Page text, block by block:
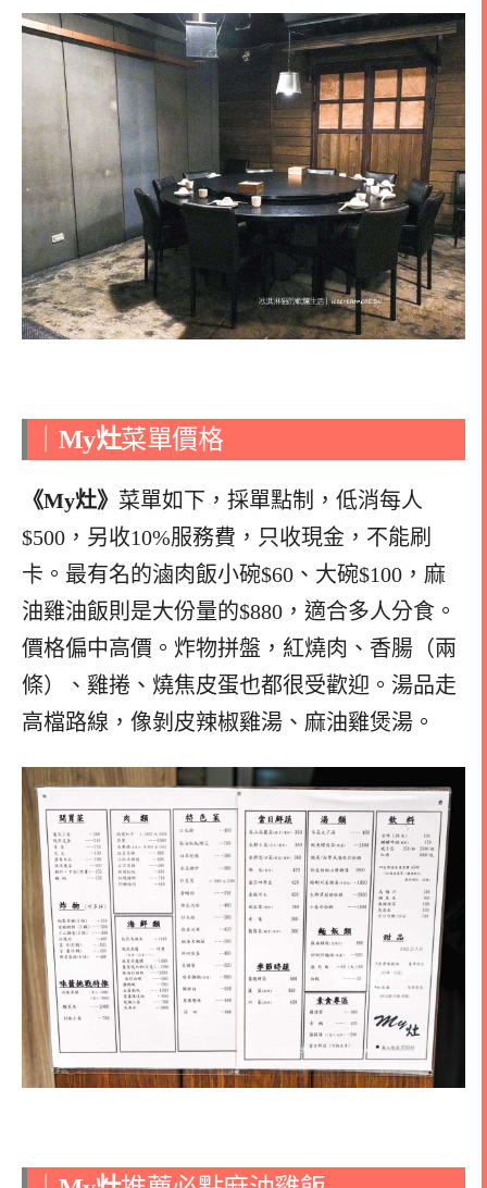
My灶菜單價格
《My灶》 菜單如下，採單點制，低消每人
$500，另收10%服務費，只收現金，不能刷
卡。最有名的滷肉飯小碗$60、大碗$100，麻
油雞油飯則是大份量的$880，適合多人分食。
價格偏中高價。炸物拼盤，紅燒肉、香腸（兩
條）、雞捲、燒焦皮蛋也都很受歡迎。湯品走
高檔路線，像剝皮辣椒雞湯、麻油雞煲湯。